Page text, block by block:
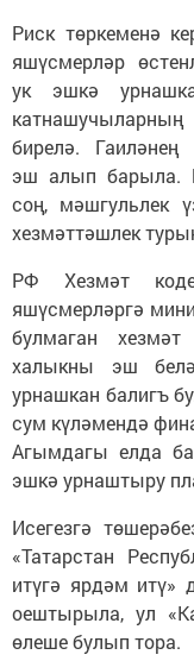
Риск төркеменә
яшүсмерләр
ук эшкә
бирелә.
эш алып барыла.
соң, мәшгульлек
хезмәттәшлек
РФ Хезмәт
яшүсмерләргә
булмаган
халыкны эш
урнашкан балигъ
сум күләмендә
Агымдагы елда
эшкә урнаштыру
Исегезгә
«Татарстан
итүгә ярдәм итү»
оештырыла, ул
өлеше булып тора.